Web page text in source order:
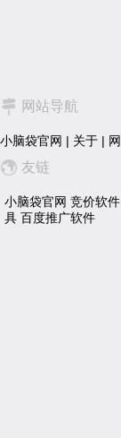
网站导航
小脑袋官网 | 关于 |
友链
小脑袋官网 竞价软件
具 百度推广软件